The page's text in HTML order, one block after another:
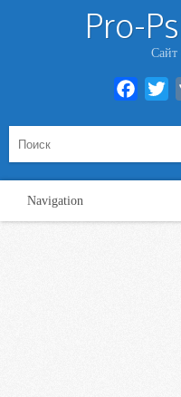
Pro-
Сайт
Navigation